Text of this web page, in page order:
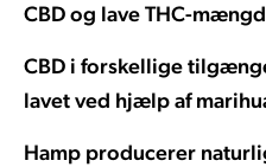
CBD og lave THC-
CBD i forskellige
lavet ved hjælp af
Hamp producerer